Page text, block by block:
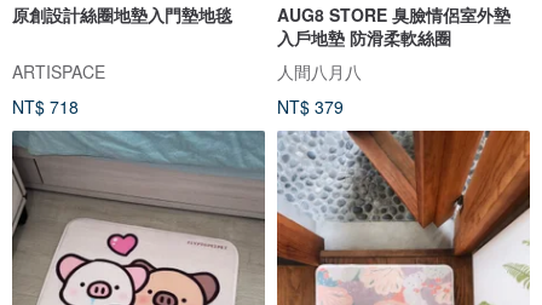
原創設計絲圈地墊入門墊地毯
ARTISPACE
NT$ 718
AUG8 STORE 臭臉情侶室外墊
入戶地墊 防滑柔軟絲圈
人間八月八
NT$ 379